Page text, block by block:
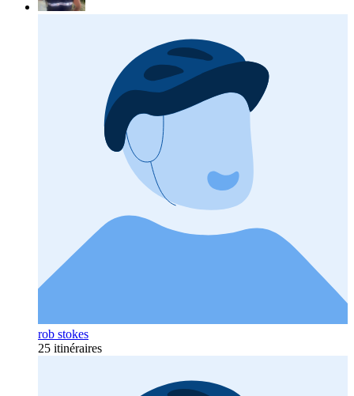
rob stokes
25 itinéraires